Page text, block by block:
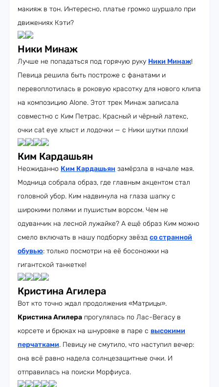
макияж в тон. Интересно, платье громко шуршало при
движениях Кэти?
Ники Минаж
Лучше не попадаться под горячую руку Ники Минаж!
Певица решила быть построже с фанатами и
перевоплотилась в роковую красотку для нового клипа
на композицию Alone. Этот трек Минаж записала
совместно с Ким Петрас. Красный и чёрный латекс,
очки cat eye хлыст и лодочки — с Ники шутки плохи!
Ким Кардашьян
Неожиданно Ким Кардашьян замёрзла в начале мая.
Модница собрала образ, где главным акцентом стал
головной убор. Ким надвинула на глаза шапку с
широкими полями и пушистым ворсом. Чем не
одуванчик на лесной лужайке? А ещё образ Ким можно
смело включать в нашу подборку звёзд со странной
обувью: только посмотри на её босоножки на
гигантской танкетке!
Кристина Агилера
Вот кто точно ждал продолжения «Матрицы».
Кристина Агилера прогулялась по Лас-Вегасу в
корсете и брюках на шнуровке в паре с высокими
перчатками. Певицу не смутило, что наступил вечер:
она всё равно надела солнцезащитные очки. И
отправилась на поиски Морфиуса.